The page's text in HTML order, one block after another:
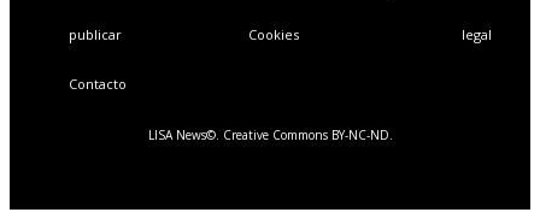
publicar Cookies legal
Contacto
LISA News©. Creative Commons BY-NC-ND.